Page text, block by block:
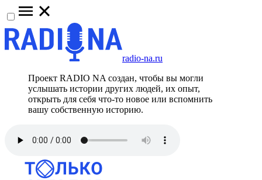
radio-na.ru
Проект RADIO NA создан, чтобы вы могли
услышать истории других людей, их опыт,
открыть для себя что-то новое или вспомнить
вашу собственную историю.